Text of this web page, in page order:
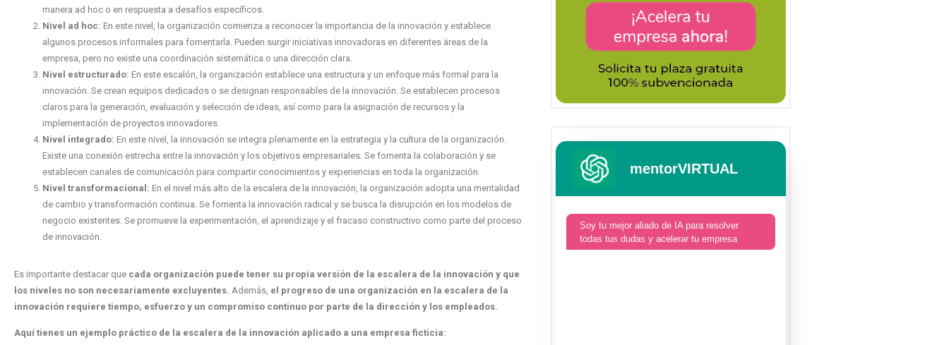
manera ad hoc o en respuesta a desafíos específicos.
Nivel ad hoc: En este nivel, la organización comienza a reconocer la importancia de la innovación y establece
algunos procesos informales para fomentarla. Pueden surgir iniciativas innovadoras en diferentes áreas de la
empresa, pero no existe una coordinación sistemática o una dirección clara.
Nivel estructurado: En este escalón, la organización establece una estructura y un enfoque más formal para la
innovación. Se crean equipos dedicados o se designan responsables de la innovación. Se establecen procesos
claros para la generación, evaluación y selección de ideas, así como para la asignación de recursos y la
implementación de proyectos innovadores.
Nivel integrado: En este nivel, la innovación se integra plenamente en la estrategia y la cultura de la organización.
Existe una conexión estrecha entre la innovación y los objetivos empresariales. Se fomenta la colaboración y se
establecen canales de comunicación para compartir conocimientos y experiencias en toda la organización.
Nivel transformacional: En el nivel más alto de la escalera de la innovación, la organización adopta una mentalidad
de cambio y transformación continua. Se fomenta la innovación radical y se busca la disrupción en los modelos de
negocio existentes. Se promueve la experimentación, el aprendizaje y el fracaso constructivo como parte del proceso
de innovación.
Es importante destacar que cada organización puede tener su propia versión de la escalera de la innovación y que
los niveles no son necesariamente excluyentes. Además, el progreso de una organización en la escalera de la
innovación requiere tiempo, esfuerzo y un compromiso continuo por parte de la dirección y los empleados.
Aquí tienes un ejemplo práctico de la escalera de la innovación aplicado a una empresa ficticia:
mentorVIRTUAL
Soy tu mejor aliado de IA para resolver
todas tus dudas y acelerar tu empresa